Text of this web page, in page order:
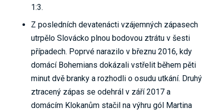
1:3.
Z posledních devatenácti vzájemných zápasech
utrpělo Slovácko plnou bodovou ztrátu v šesti
případech. Poprvé narazilo v březnu 2016, kdy
domácí Bohemians dokázali vstřelit během pěti
minut dvě branky a rozhodli o osudu utkání. Druhý
ztracený zápas se odehrál v září 2017 a
domácím Klokanům stačil na výhru gól Martina